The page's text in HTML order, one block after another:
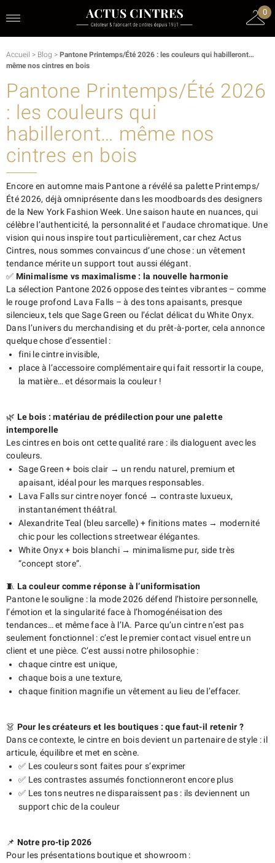
0
Accueil > Blog > Pantone Printemps/Été 2026 : les couleurs qui habilleront…
même nos cintres en bois
Pantone Printemps/Été 2026
: les couleurs qui
habilleront… même nos
cintres en bois
Encore en automne mais Pantone a révélé sa palette Printemps/
Été 2026, déjà omniprésente dans les moodboards des designers
de la New York Fashion Week. Une saison haute en nuances, qui
célèbre l’authenticité, la personnalité et l’audace chromatique. Une
vision qui nous inspire tout particulièrement, car chez Actus
Cintres, nous sommes convaincus d’une chose : un vêtement
tendance mérite un support tout aussi élégant.
✅ Minimalisme vs maximalisme : la nouvelle harmonie
La sélection Pantone 2026 oppose des teintes vibrantes – comme
le rouge profond Lava Falls – à des tons apaisants, presque
silencieux, tels que Sage Green ou l’éclat délicat du White Onyx.
Dans l’univers du merchandising et du prêt-à-porter, cela annonce
quelque chose d’essentiel :
fini le cintre invisible,
place à l’accessoire complémentaire qui fait ressortir la coupe,
la matière… et désormais la couleur !
🌿 Le bois : matériau de prédilection pour une palette
intemporelle
Les cintres en bois ont cette qualité rare : ils dialoguent avec les
couleurs.
Sage Green + bois clair → un rendu naturel, premium et
apaisant, idéal pour les marques responsables.
Lava Falls sur cintre noyer foncé → contraste luxueux,
instantanément théâtral.
Alexandrite Teal (bleu sarcelle) + finitions mates → modernité
chic pour les collections streetwear élégantes.
White Onyx + bois blanchi → minimalisme pur, side très
“concept store”.
🧵 La couleur comme réponse à l’uniformisation
Pantone le souligne : la mode 2026 défend l’histoire personnelle,
l’émotion et la singularité face à l’homogénéisation des
tendances… et même face à l’IA. Parce qu’un cintre n’est pas
seulement fonctionnel : c’est le premier contact visuel entre un
client et une pièce. C’est aussi notre philosophie :
chaque cintre est unique,
chaque bois a une texture,
chaque finition magnifie un vêtement au lieu de l’effacer.
👗 Pour les créateurs et les boutiques : que faut-il retenir ?
Dans ce contexte, le cintre en bois devient un partenaire de style : il
articule, équilibre et met en scène.
✅ Les couleurs sont faites pour s’exprimer
✅ Les contrastes assumés fonctionneront encore plus
✅ Les tons neutres ne disparaissent pas : ils deviennent un
support chic de la couleur
📌 Notre pro-tip 2026
Pour les présentations boutique et showroom :